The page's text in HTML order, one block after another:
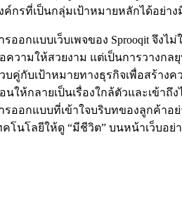
ค์กรที่เป็นกลุ่มเป้าหมายหลักได้อย่า
รออกแบบเว็บเพจของ Sprooqit จึงไ
ความให้สวยงาม แต่เป็นการวางก
บคู่กับเป้าหมายทางธุรกิจเพื่อสร้างค
นให้กลายเป็นเรื่องใกล้ตัวและเข้าถึ
รออกแบบที่เข้าใจบริบทของลูกค้าอ
คโนโลยีให้ดู “มีชีวิต” บนหน้าเว็บอย่